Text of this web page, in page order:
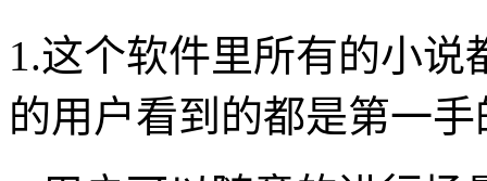
1.这个软件里所有的小
的用户看到的都是第一